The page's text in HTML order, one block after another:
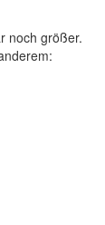
noch größer.